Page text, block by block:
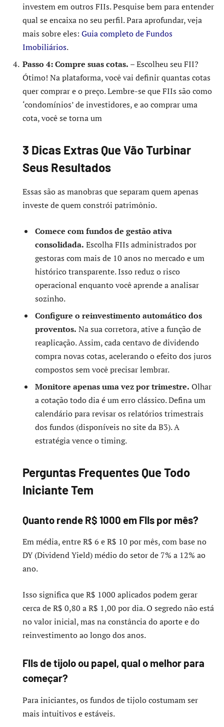
investem em outros FIIs. Pesquise bem para entender
qual se encaixa no seu perfil. Para aprofundar, veja
mais sobre eles: Guia completo de Fundos
Imobiliários.
Passo 4: Compre suas cotas. – Escolheu seu FII?
Ótimo! Na plataforma, você vai definir quantas cotas
quer comprar e o preço. Lembre-se que FIIs são como
‘condomínios’ de investidores, e ao comprar uma
cota, você se torna um
3 Dicas Extras Que Vão Turbinar
Seus Resultados
Essas são as manobras que separam quem apenas
investe de quem constrói patrimônio.
Comece com fundos de gestão ativa
consolidada. Escolha FIIs administrados por
gestoras com mais de 10 anos no mercado e um
histórico transparente. Isso reduz o risco
operacional enquanto você aprende a analisar
sozinho.
Configure o reinvestimento automático dos
proventos. Na sua corretora, ative a função de
reaplicação. Assim, cada centavo de dividendo
compra novas cotas, acelerando o efeito dos juros
compostos sem você precisar lembrar.
Monitore apenas uma vez por trimestre. Olhar
a cotação todo dia é um erro clássico. Defina um
calendário para revisar os relatórios trimestrais
dos fundos (disponíveis no site da B3). A
estratégia vence o timing.
Perguntas Frequentes Que Todo
Iniciante Tem
Quanto rende R$ 1000 em FIIs por mês?
Em média, entre R$ 6 e R$ 10 por mês, com base no
DY (Dividend Yield) médio do setor de 7% a 12% ao
ano.
Isso significa que R$ 1000 aplicados podem gerar
cerca de R$ 0,80 a R$ 1,00 por dia. O segredo não está
no valor inicial, mas na constância do aporte e do
reinvestimento ao longo dos anos.
FIIs de tijolo ou papel, qual o melhor para
começar?
Para iniciantes, os fundos de tijolo costumam ser
mais intuitivos e estáveis.